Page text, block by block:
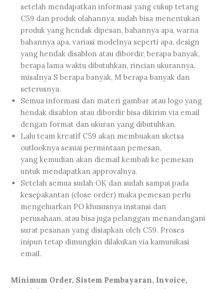
setelah mendapatkan informasi yang cukup tetang
C59 dan produk olahannya, sudah bisa menentukan
produk yang hendak dipesan, bahannya apa, warna
bahannya apa, variasi modelnya seperti apa, design
yang hendak disablon atau dibordir, berapa banyak,
berapa lama waktu dibutuhkan, rincian ukurannya,
misalnya S berapa banyak, M berapa banyak dan
seterusnya.
Semua informasi dan materi gambar atau logo yang
hendak disablon atau dibordir bisa dikirim via email
dengan format dan ukuran yang dibutuhkan.
Lalu team kreatif C59 akan membuakan sketsa
outlooknya sesuai permintaan pemesan,
yang kemudian akan diemail kembali ke pemesan
untuk mendapatkan approvalnya.
Setelah semua sudah OK dan sudah sampai pada
kesepakantan (close order) maka pemesan perlu
mengeluarkan PO khususnya instansi dan
perusahaan, atau bisa juga pelanggan menandangani
surat pesanan yang disiapkan oleh C59. Proses
inipun tetap dimungkin dilakukan via kamunikasi
email.
Minimum Order, Sistem Pembayaran, Invoice,